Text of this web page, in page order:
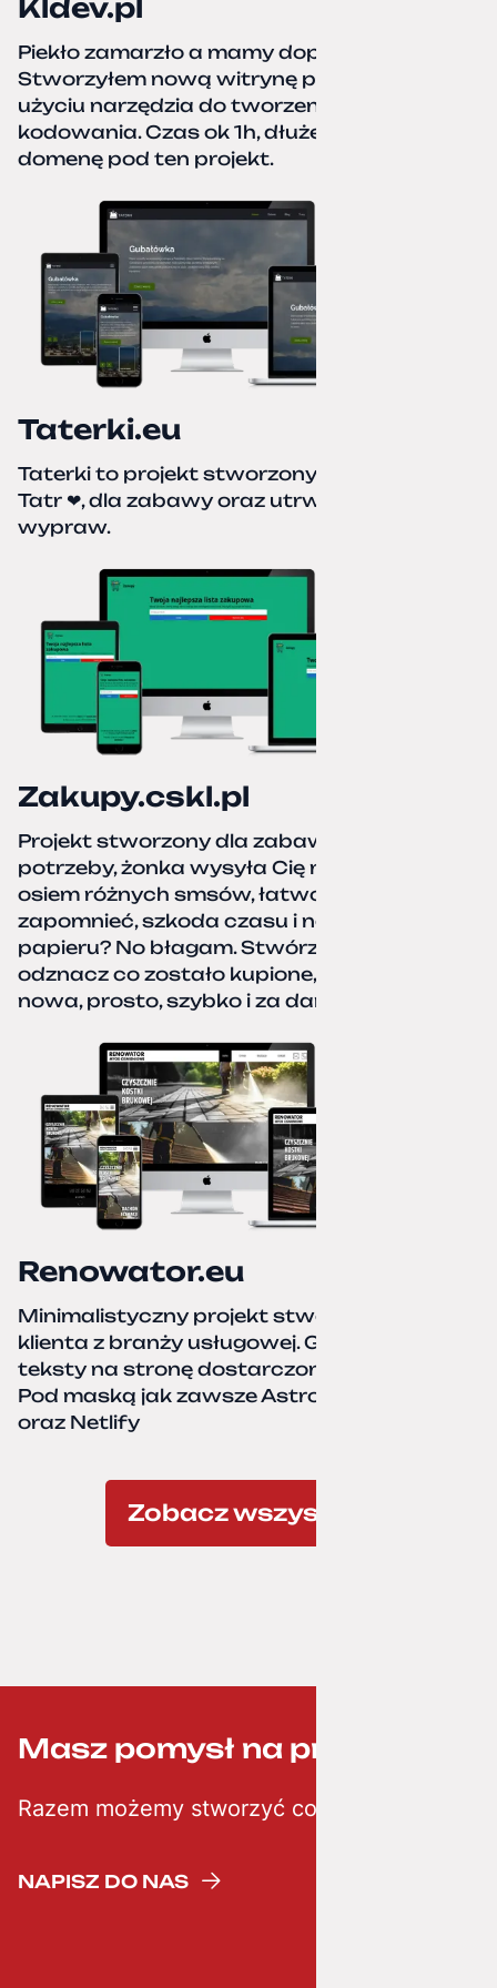
Kldev.pl
Piekło zamarzło a mamy dopiero jesień.
Stworzyłem nową witrynę portfolio przy
użyciu narzędzia do tworzenia stron bez
kodowania. Czas ok 1h, dłużej podpinałem
domenę pod ten projekt.
Taterki.eu
Taterki to projekt stworzony z miłości do
Tatr ❤, dla zabawy oraz utrwalenia naszych
wypraw.
Zakupy.cskl.pl
Projekt stworzony dla zabawy i realnej
potrzeby, żonka wysyła Cię na zakupy,
osiem różnych smsów, łatwo coś pominać,
zapomnieć, szkoda czasu i nerwów. Kartka
papieru? No błagam. Stwórz listę zakupów,
odznacz co zostało kupione, zacznij od
nowa, prosto, szybko i za darmo.
Renowator.eu
Minimalistyczny projekt stworzony dla
klienta z branży usługowej. Grafiki oraz
teksty na stronę dostarczone przez klienta.
Pod maską jak zawsze Astro, TailwindCSS,
oraz Netlify
Zobacz wszystkie
Masz pomysł na projekt? ;-)
Razem możemy stworzyć coś kreatywnego
NAPISZ DO NAS